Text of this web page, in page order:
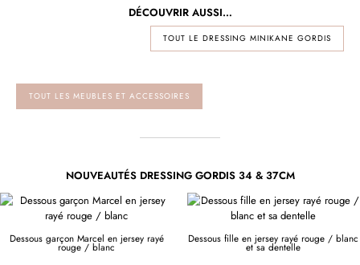
DÉCOUVRIR AUSSI…
TOUT LE DRESSING MINIKANE GORDIS
TOUT LES MEUBLES ET ACCESSOIRES
NOUVEAUTÉS DRESSING GORDIS 34 & 37CM
Dessous garçon Marcel en jersey rayé
rouge / blanc
Dessous fille en jersey rayé rouge / blanc
et sa dentelle